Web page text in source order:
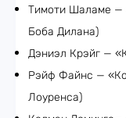
Тимоти Шаламе —
Боба Дилана)
Дэниэл Крэйг —
Рэйф Файнс —
Лоуренса)